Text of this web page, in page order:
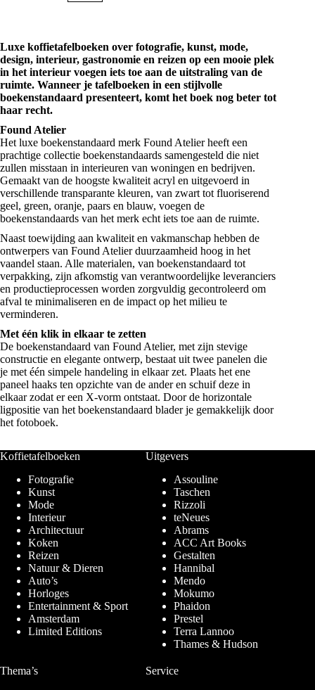
Luxe koffietafelboeken over fotografie, kunst, mode,
design, interieur, gastronomie en reizen op een mooie plek
in het interieur voegen iets toe aan de uitstraling van de
ruimte. Wanneer je tafelboeken in een stijlvolle
boekenstandaard presenteert, komt het boek nog beter tot
haar recht.
Found Atelier
Het luxe boekenstandaard merk Found Atelier heeft een
prachtige collectie boekenstandaards samengesteld die niet
zullen misstaan in interieuren van woningen en bedrijven.
Gemaakt van de hoogste kwaliteit acryl en uitgevoerd in
verschillende transparante kleuren, van zwart tot fluoriserend
geel, green, oranje, paars en blauw, voegen de
boekenstandaards van het merk echt iets toe aan de ruimte.
Naast toewijding aan kwaliteit en vakmanschap hebben de
ontwerpers van Found Atelier duurzaamheid hoog in het
vaandel staan. Alle materialen, van boekenstandaard tot
verpakking, zijn afkomstig van verantwoordelijke leveranciers
en productieprocessen worden zorgvuldig gecontroleerd om
afval te minimaliseren en de impact op het milieu te
verminderen.
Met één klik in elkaar te zetten
De boekenstandaard van Found Atelier, met zijn stevige
constructie en elegante ontwerp, bestaat uit twee panelen die
je met één simpele handeling in elkaar zet. Plaats het ene
paneel haaks ten opzichte van de ander en schuif deze in
elkaar zodat er een X-vorm ontstaat. Door de horizontale
ligpositie van het boekenstandaard blader je gemakkelijk door
het fotoboek.
Koffietafelboeken
Fotografie
Kunst
Mode
Interieur
Architectuur
Koken
Reizen
Natuur & Dieren
Auto’s
Horloges
Entertainment & Sport
Amsterdam
Limited Editions
Uitgevers
Assouline
Taschen
Rizzoli
teNeues
Abrams
ACC Art Books
Gestalten
Hannibal
Mendo
Mokumo
Phaidon
Prestel
Terra Lannoo
Thames & Hudson
Thema’s
Service